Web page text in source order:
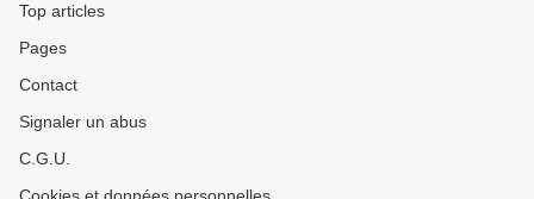
Top articles
Pages
Contact
Signaler un abus
C.G.U.